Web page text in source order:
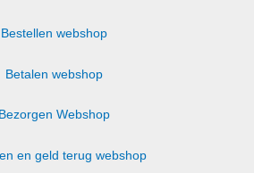
Bestellen webshop
Betalen webshop
Bezorgen Webshop
en geld terug webshop